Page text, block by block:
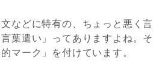
などに特有の、ちょっと悪く言
葉遣い」ってありますよね。そ
マーク」を付けています。